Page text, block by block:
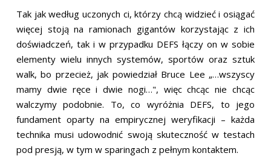
Tak jak według uczonych ci, którzy chcą widzieć i osiągać
więcej stoją na ramionach gigantów korzystając z ich
doświadczeń, tak i w przypadku DEFS łączy on w sobie
elementy wielu innych systemów, sportów oraz sztuk
walk, bo przecież, jak powiedział Bruce Lee „…wszyscy
mamy dwie ręce i dwie nogi…", więc chcąc nie chcąc
walczymy podobnie. To, co wyróżnia DEFS, to jego
fundament oparty na empirycznej weryfikacji – każda
technika musi udowodnić swoją skuteczność w testach
pod presją, w tym w sparingach z pełnym kontaktem.